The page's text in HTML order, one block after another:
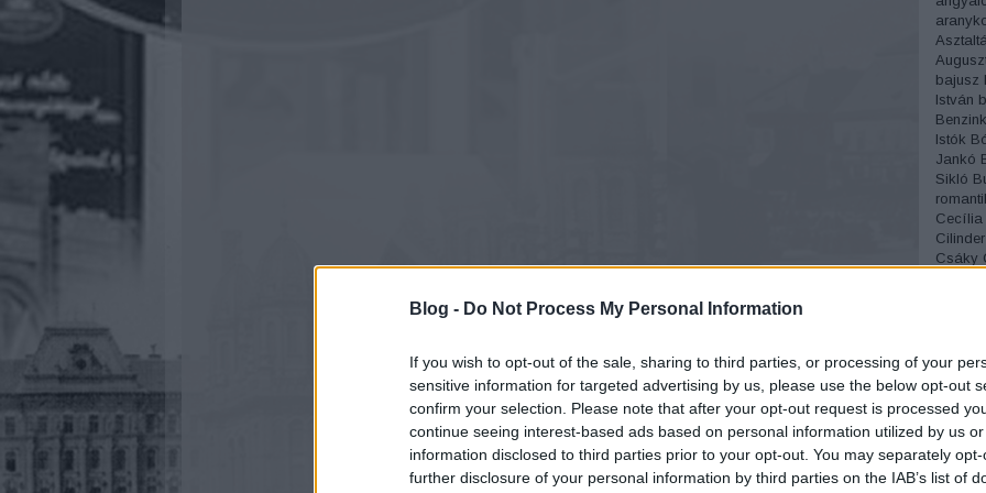
Blog - Do Not Process My Personal Information
If you wish to opt-out of the sale, sharing to third parties, or processing of your
sensitive information for targeted advertising by us, please use the below opt-out
confirm your selection. Please note that after your opt-out request is processed
continue seeing interest-based ads based on personal information utilized by us
information disclosed to third parties prior to your opt-out. You may separately
further disclosure of your personal information by third parties on the IAB’s list of
bajusz
István
Istók
Jankó
Sikló
Cecília
Cilinder
Csáky
Erdélyi
Miksa
Fedák
József
temető